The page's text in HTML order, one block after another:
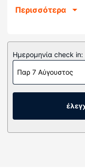
Στρατιωτικών
Νιώστε σαν στο
κλιματιζόμενα
μικροκυμάτων και
δωμάτιό σας
Mπορείτε να είστε
πρόσβαση στο
Περισσότερα
Ημερομηνία check in:
Παρ 7 Αύγουστος